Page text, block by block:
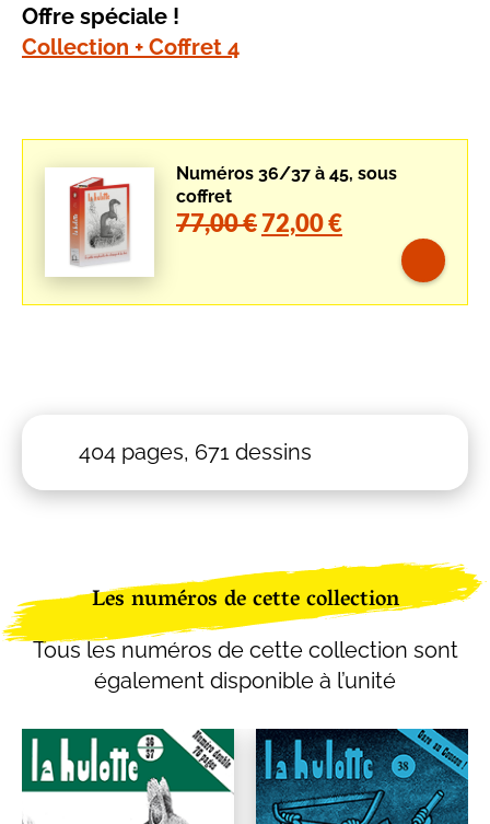
Offre spéciale !
Collection + Coffret 4
Numéros 36/37 à 45, sous
coffret
77,00€Le
était :
72,00€Le
actuel
est :
404 pages, 671 dessins
Les numéros de cette collection
Tous les numéros de cette collection sont
également disponible à l’unité